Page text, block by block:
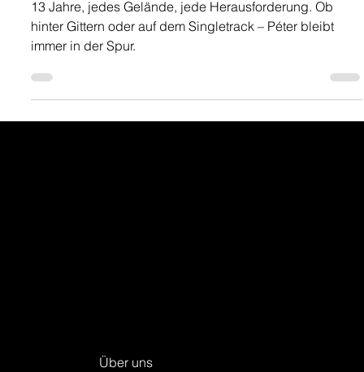
13 Jahre, jedes Gelände, jede Herausforderung. Ob
hinter Gittern oder auf dem Singletrack – Péter bleibt
immer in der Spur.
Keller + Steiner AG